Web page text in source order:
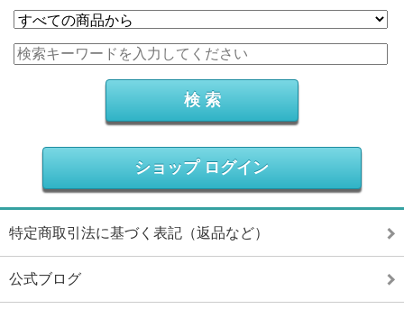
ショップ ログイン
特定商取引法に基づく表記（返品など）
公式ブログ